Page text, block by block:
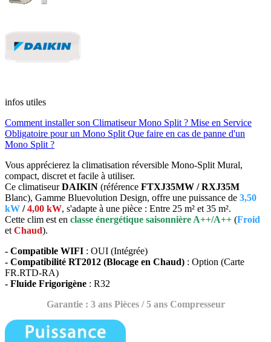
infos utiles
Comment installer son Climatiseur Mono Split ? Mise en Service
Obligatoire pour un Mono Split Que faire en cas de panne d'un
Mono Split ?
Vous apprécierez la climatisation réversible Mono-Split Mural,
compact, discret et facile à utiliser.
Ce climatiseurDAIKIN (référence FTXJ35MW / RXJ35M
Blanc), Gamme Bluevolution Design, offre une puissance de 3,50
kW /4,00 kW, s'adapte à une pièce : Entre 25 m² et 35 m².
Cette clim est en classe énergétique saisonnière A++/A++ (Froid
et Chaud).
- Compatible WIFI : OUI (Intégrée)
- Compatibilité RT2012 (Blocage en Chaud) : Option (Carte
FR.RTD-RA)
- Fluide Frigorigène : R32
Garantie : 3 ans Pièces / 5 ans Compresseur